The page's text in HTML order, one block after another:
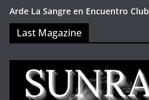
Arde La Sangre en Encuentro Club
Last Magazine